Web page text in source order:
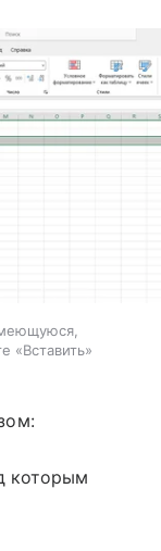
«Вставить»
которым